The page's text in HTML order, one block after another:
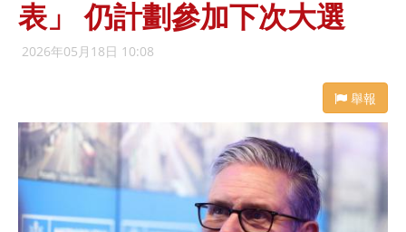
表」 仍計劃參加下次大選
2026年05月18日 10:08
舉報